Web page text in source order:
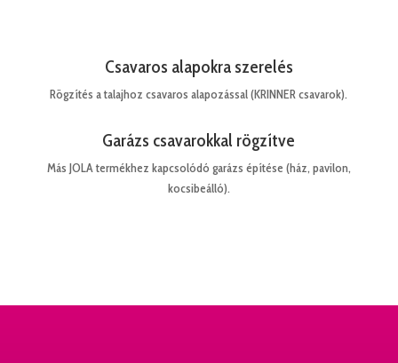
Csavaros alapokra szerelés
Rögzítés a talajhoz csavaros alapozással (KRINNER csavarok).
Garázs csavarokkal rögzítve
Más JOLA termékhez kapcsolódó garázs építése (ház, pavilon,
kocsibeálló).